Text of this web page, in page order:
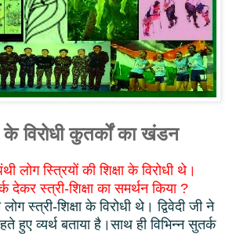
के विरोधी कुतर्कों का खंडन
लोग स्त्रियों की शिक्षा के विरोधी थे।
देकर स्त्री-शिक्षा का समर्थन किया ?
स्त्री-शिक्षा के विरोधी थे। द्विवेदी जी ने
हुए व्यर्थ बताया है।साथ ही विभिन्न सुतर्क